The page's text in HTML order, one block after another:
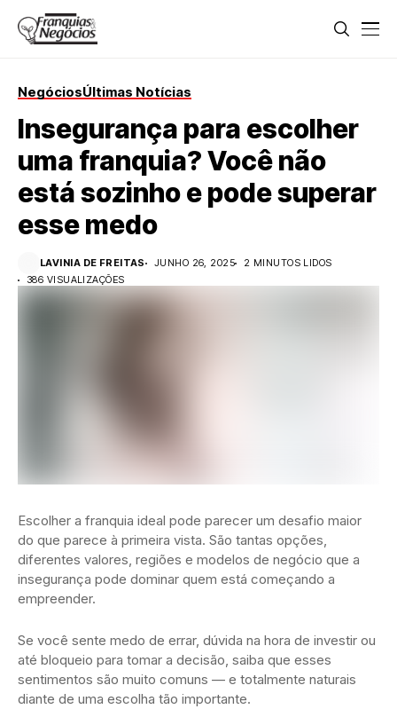
NegóciosÚltimas Notícias
Insegurança para escolher
uma franquia? Você não
está sozinho e pode superar
esse medo
LAVINIA DE FREITAS JUNHO 26, 2025
2 MINUTOS LIDOS
386 VISUALIZAÇÕES
Escolher a franquia ideal pode parecer um desafio maior
do que parece à primeira vista. São tantas opções,
diferentes valores, regiões e modelos de negócio que a
insegurança pode dominar quem está começando a
empreender.
Se você sente medo de errar, dúvida na hora de investir ou
até bloqueio para tomar a decisão, saiba que esses
sentimentos são muito comuns — e totalmente naturais
diante de uma escolha tão importante.